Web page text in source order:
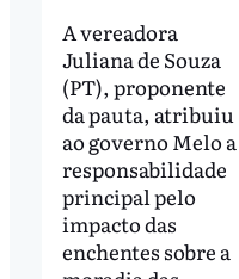
A vereadora
Juliana de Souza
(PT), proponente
da pauta, atribuiu
ao governo Melo a
responsabilidade
principal pelo
impacto das
enchentes sobre a